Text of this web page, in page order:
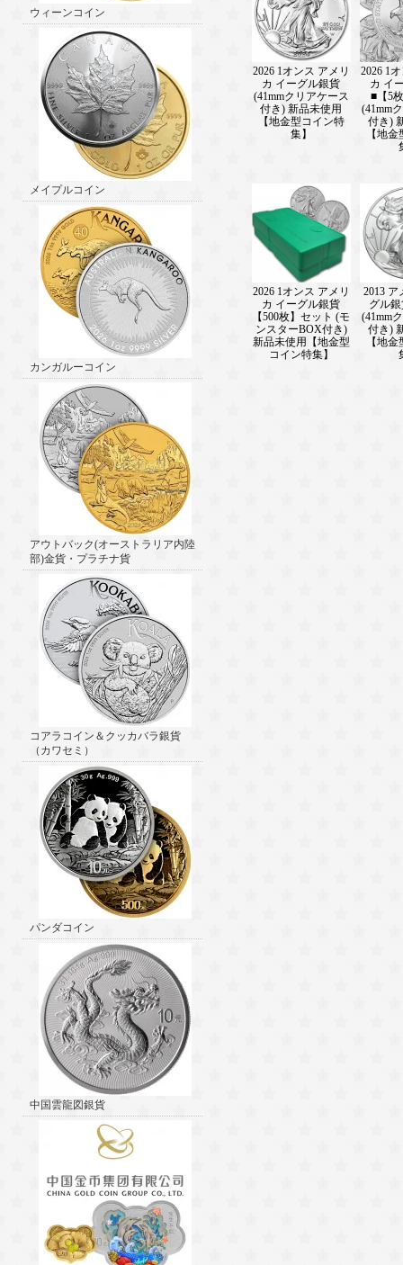
ウィーンコイン
メイプルコイン
カンガルーコイン
アウトバック(オーストラリア内陸
部)金貨・プラチナ貨
コアラコイン＆クッカバラ銀貨
（カワセミ）
パンダコイン
中国雲龍図銀貨
2026 1オンス アメリ
カ イーグル銀貨
(41mmクリアケース
付き) 新品未使用
【地金型コイン特
集】
2026 1
カ イ
■【5
(41mm
付き)
【地
2026 1オンス アメリ
カ イーグル銀貨
【500枚】セット (モ
ンスターBOX付き)
新品未使用【地金型
コイン特集】
2013 ア
グル
(41mm
付き)
【地